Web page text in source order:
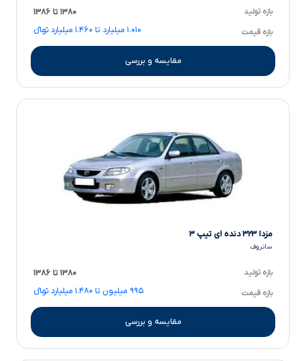
بازه تولید ۱۳۸۰ تا ۱۳۸۶
بازه قیمت ۱.۰۱۰ میلیارد تا ۱.۴۶۰ میلیارد تومانءءء
مقایسه و بررسی
مزدا ۳۲۳ دنده ای تیپ ۳
سانروف
بازه تولید ۱۳۸۰ تا ۱۳۸۶
بازه قیمت ۹۹۵ میلیون تا ۱.۴۸۰ میلیارد تومانءءء
مقایسه و بررسی